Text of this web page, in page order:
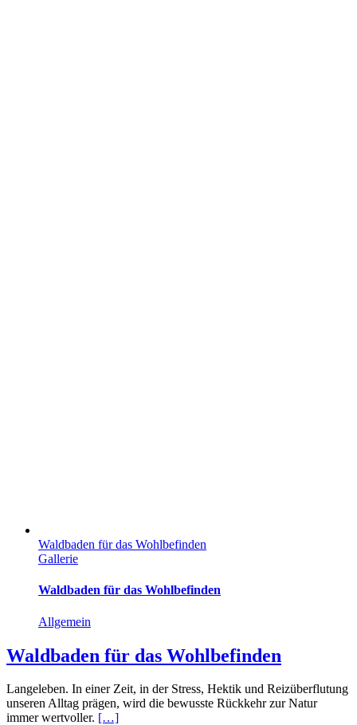
Waldbaden für das Wohlbefinden
Gallerie
Waldbaden für das Wohlbefinden
Allgemein
Waldbaden für das Wohlbefinden
Langeleben. In einer Zeit, in der Stress, Hektik und Reizüberflutung
unseren Alltag prägen, wird die bewusste Rückkehr zur Natur
immer wertvoller. […]